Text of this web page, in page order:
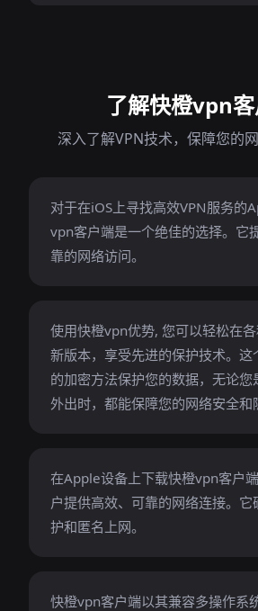
了解快橙vpn
深入了解VPN技术，保障您的
对于在iOS上寻找高效VPN服务的
vpn客户端是一个绝佳的选择。它
靠的网络访问。
使用快橙vpn优势, 您可以轻松在
新版本，享受先进的保护技术。这
的加密方法保护您的数据，无论您
外出时，都能保障您的网络安全和
在Apple设备上下载快橙vpn客户
户提供高效、可靠的网络连接。它
护和匿名上网。
快橙vpn客户端以其兼容多操作系